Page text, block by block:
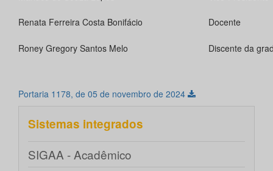
Renata Ferreira Costa Bonifácio Docente
Roney Gregory Santos Melo Discente da
Portaria 1178, de 05 de novembro de 2024
Sistemas integrados
SIGAA - Acadêmico